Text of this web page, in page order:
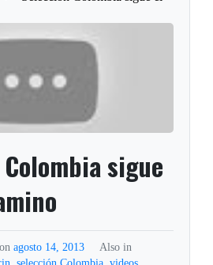
sigue
on agosto 14, 2013
Also in